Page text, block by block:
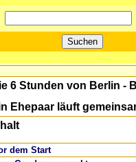
6 Stunden von Berlin -
Ehepaar läuft
dem Start